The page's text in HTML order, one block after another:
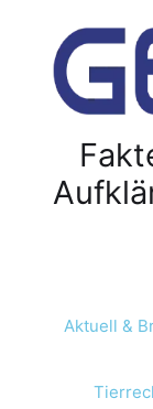
Aktuell &